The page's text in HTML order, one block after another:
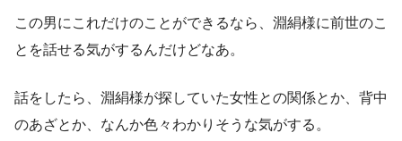
この男にこれだけのことができるなら、淵絹様に前世のこ
とを話せる気がするんだけどなあ。
話をしたら、淵絹様が探していた女性との関係とか、背中
のあざとか、なんか色々わかりそうな気がする。